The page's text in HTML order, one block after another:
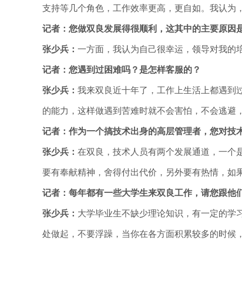
支持等几个角色，工作效率更高，更自如。我认为
记者：您做双良发展得很顺利，这其中的主要原因
张少兵： 一方面，我认为自己很幸运，领导对我的
记者：您遇到过困难吗？是怎样客服的？
张少兵： 我来双良近十年了，工作上生活上都遇到
的能力，这样做遇到苦难时就不会害怕，不会逃避
记者：作为一个搞技术出身的高层管理者，您对技
张少兵： 在双良，技术人员有两个发展通道，一个
要有奉献精神，舍得付出代价，另外要有热情，如
记者：每年都有一些大学生来双良工作，请您跟他
张少兵： 大学毕业生不缺少理论知识，有一定的学
处做起，不要浮躁，当你在各方面积累较多的时候